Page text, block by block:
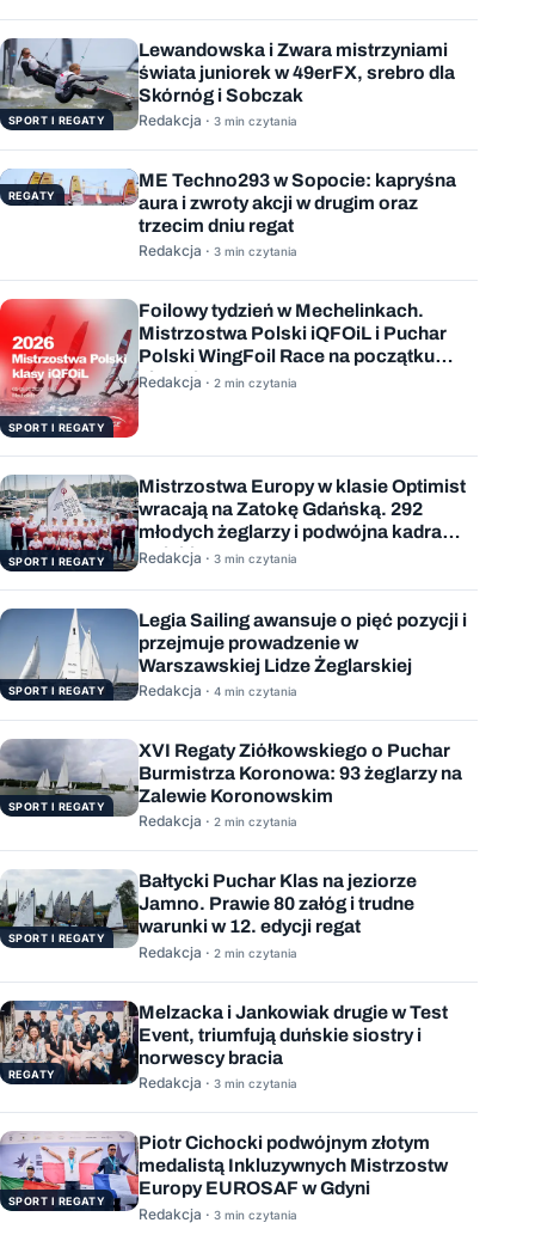
SPORT I REGATY
Lewandowska i Zwara mistrzyniami
świata juniorek w 49erFX, srebro dla
Skórnóg i Sobczak
Redakcja · 3 min czytania
REGATY
ME Techno293 w Sopocie: kapryśna
aura i zwroty akcji w drugim oraz
trzecim dniu regat
Redakcja · 3 min czytania
SPORT I REGATY
Foilowy tydzień w Mechelinkach.
Mistrzostwa Polski iQFOiL i Puchar
Polski WingFoil Race na początku
sierpnia
Redakcja · 2 min czytania
SPORT I REGATY
Mistrzostwa Europy w klasie Optimist
wracają na Zatokę Gdańską. 292
młodych żeglarzy i podwójna kadra
Polski
Redakcja · 3 min czytania
SPORT I REGATY
Legia Sailing awansuje o pięć pozycji i
przejmuje prowadzenie w
Warszawskiej Lidze Żeglarskiej
Redakcja · 4 min czytania
SPORT I REGATY
XVI Regaty Ziółkowskiego o Puchar
Burmistrza Koronowa: 93 żeglarzy na
Zalewie Koronowskim
Redakcja · 2 min czytania
SPORT I REGATY
Bałtycki Puchar Klas na jeziorze
Jamno. Prawie 80 załóg i trudne
warunki w 12. edycji regat
Redakcja · 2 min czytania
REGATY
Melzacka i Jankowiak drugie w Test
Event, triumfują duńskie siostry i
norwescy bracia
Redakcja · 3 min czytania
SPORT I REGATY
Piotr Cichocki podwójnym złotym
medalistą Inkluzywnych Mistrzostw
Europy EUROSAF w Gdyni
Redakcja · 3 min czytania